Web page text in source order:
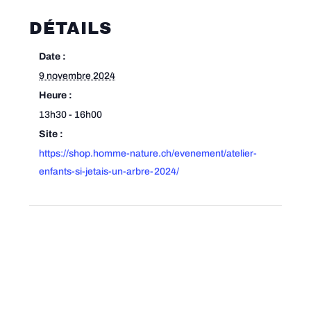
DÉTAILS
Date :
9 novembre 2024
Heure :
13h30 - 16h00
Site :
https://shop.homme-nature.ch/evenement/atelier-
enfants-si-jetais-un-arbre-2024/